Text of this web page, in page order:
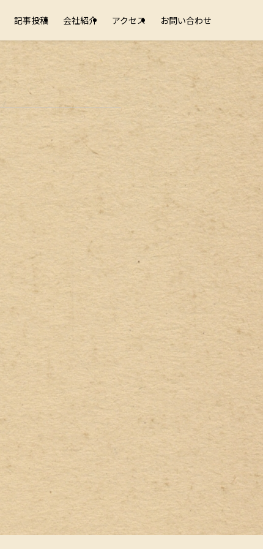
記事投稿 会社紹介 アクセス お問い合わせ